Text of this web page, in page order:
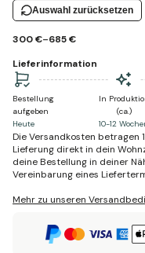
Auswahl zurücksetzen
300 €-685 €
Lieferinformation
Bestellung
aufgeben
Heute
In
(ca.)
10-12
Die Versandkosten
Lieferung direkt in dein
deine Bestellung in deiner
Vereinbarung eines
Mehr zu unseren